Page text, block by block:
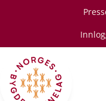
Hopp til hovedinnhold